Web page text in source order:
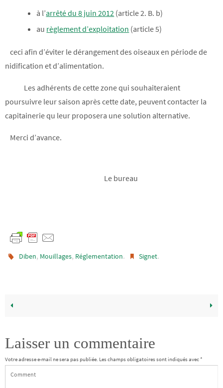
à l’arrêté du 8 juin 2012 (article 2. B. b)
au règlement d’exploitation (article 5)
ceci afin d’éviter le dérangement des oiseaux en période de
nidification et d’alimentation.
Les adhérents de cette zone qui souhaiteraient
poursuivre leur saison après cette date, peuvent contacter la
capitainerie qu leur proposera une solution alternative.
Merci d’avance.
Le bureau
Diben, Mouillages, Réglementation. Signet.
Laisser un commentaire
Votre adresse e-mail ne sera pas publiée. Les champs obligatoires sont indiqués avec*